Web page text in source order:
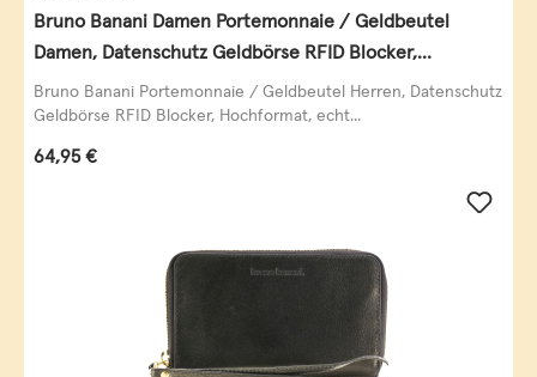
Bruno Banani Damen Portemonnaie / Geldbeutel
Damen, Datenschutz Geldbörse RFID Blocker,
Querformat, echt Leder, taupe
Bruno Banani Portemonnaie / Geldbeutel Herren, Datenschutz
Geldbörse RFID Blocker, Hochformat, echt...
Regulärer Preis:
64,95 €